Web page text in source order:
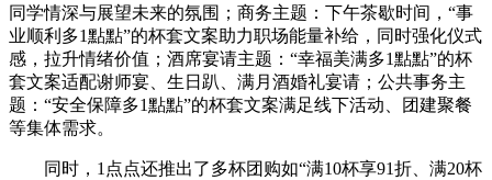
同学情深与展望未来的氛围；商务主题：下午茶歇时间，“事
业顺利多1點點”的杯套文案助力职场能量补给，同时强化仪式
感，拉升情绪价值；酒席宴请主题：“幸福美满多1點點”的杯
套文案适配谢师宴、生日趴、满月酒婚礼宴请；公共事务主
题：“安全保障多1點點”的杯套文案满足线下活动、团建聚餐
等集体需求。
同时，1点点还推出了多杯团购如“满10杯享91折、满20杯